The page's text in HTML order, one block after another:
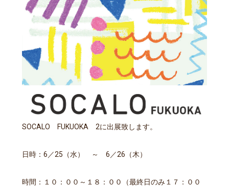
SOCALO FUKUOKA 2に出展致します。
日時：6／25（水） ～ 6／26（木）
時間：１０：００～１８：００（最終日のみ１７：００